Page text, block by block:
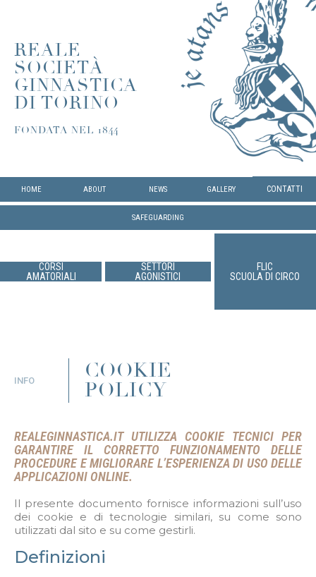
REALE
SOCIETÀ
GINNASTICA
DI TORINO
FONDATA NEL 1844
HOME ABOUT NEWS GALLERY CONTATTI
SAFEGUARDING
CORSI
AMATORIALI
SETTORI
AGONISTICI
FLIC
SCUOLA DI CIRCO
INFO
COOKIE
POLICY
REALEGINNASTICA.IT UTILIZZA COOKIE TECNICI PER
GARANTIRE IL CORRETTO FUNZIONAMENTO DELLE
PROCEDURE E MIGLIORARE L’ESPERIENZA DI USO DELLE
APPLICAZIONI ONLINE.
Il presente documento fornisce informazioni sull’uso
dei cookie e di tecnologie similari, su come sono
utilizzati dal sito e su come gestirli.
Definizioni